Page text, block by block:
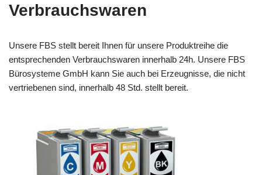
Verbrauchswaren
Unsere FBS stellt bereit Ihnen für unsere Produktreihe die
entsprechenden Verbrauchswaren innerhalb 24h. Unsere FBS
Bürosysteme GmbH kann Sie auch bei Erzeugnisse, die nicht
vertriebenen sind, innerhalb 48 Std. stellt bereit.